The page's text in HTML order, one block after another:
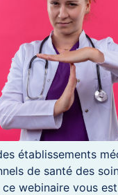
établissements
de santé des
ce webinaire vous